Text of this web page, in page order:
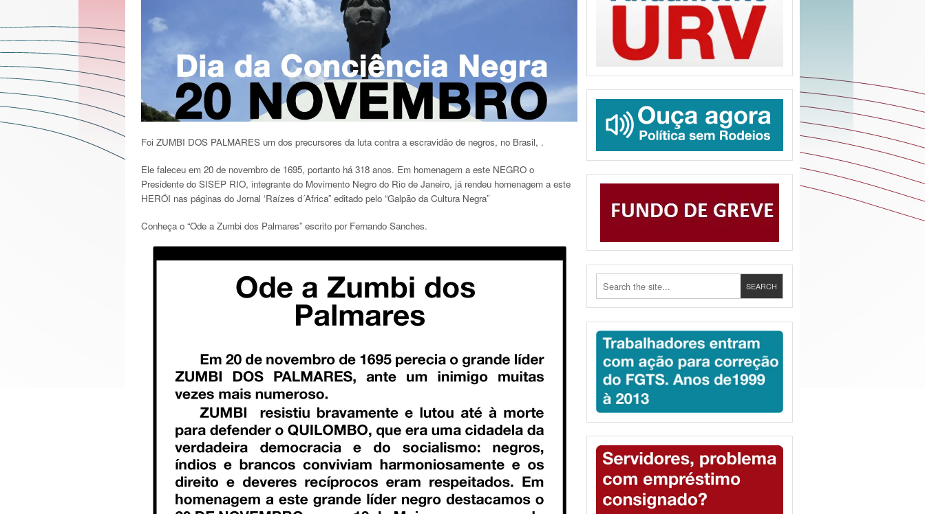
Foi ZUMBI DOS PALMARES um dos precursores da luta contra a escravidão de negros, no Brasil, .
Ele faleceu em 20 de novembro de 1695, portanto há 318 anos. Em homenagem a este NEGRO o
Presidente do SISEP RIO, integrante do Movimento Negro do Rio de Janeiro, já rendeu homenagem a este
HERÓI nas páginas do Jornal ‘Raízes d´Africa” editado pelo “Galpão da Cultura Negra”
Conheça o “Ode a Zumbi dos Palmares” escrito por Fernando Sanches.